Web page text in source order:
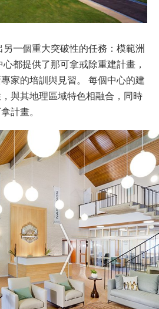
一個重大突破性的任務：模範洲
都提供了那可拿戒除重建計畫，
家的培訓與見習。 每個中心的建
與其地理區域特色相融合，同時
計畫。